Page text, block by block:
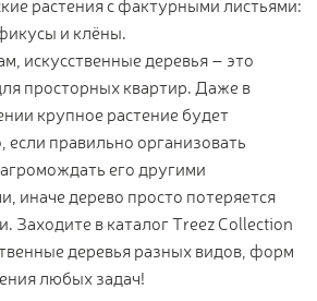
растения с фактурными листьями:
и клёны.
искусственные деревья – это
просторных квартир. Даже в
крупное растение будет
если правильно организовать
его другими
иначе дерево просто потеряется
Заходите в каталог Treez Collection
деревья разных видов, форм
любых задач!